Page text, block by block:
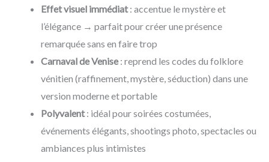
Effet visuel immédiat: accentue le mystère et
l’élégance → parfait pour créer une présence
remarquée sans en faire trop
Carnaval de Venise: reprend les codes du folklore
vénitien (raffinement, mystère, séduction) dans une
version moderne et portable
Polyvalent: idéal pour soirées costumées,
événements élégants, shootings photo, spectacles ou
ambiances plus intimistes